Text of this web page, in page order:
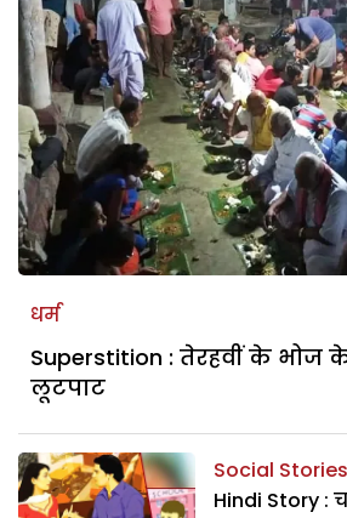
धर्म
Superstition : तेरहवीं के भोज
लूटपाट
Social Stories
Hindi Story :